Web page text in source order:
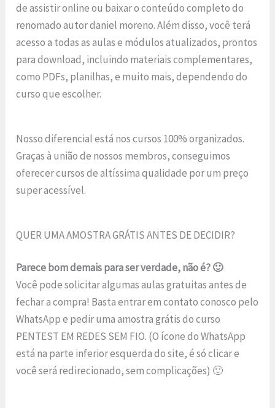
de assistir online ou baixar o conteúdo completo do
renomado autor daniel moreno. Além disso, você terá
acesso a todas as aulas e módulos atualizados, prontos
para download, incluindo materiais complementares,
como PDFs, planilhas, e muito mais, dependendo do
curso que escolher.
Nosso diferencial está nos cursos 100% organizados.
Graças à união de nossos membros, conseguimos
oferecer cursos de altíssima qualidade por um preço
super acessível.
QUER UMA AMOSTRA GRÁTIS ANTES DE DECIDIR?
Parece bom demais para ser verdade, não é? 🙂
Você pode solicitar algumas aulas gratuitas antes de
fechar a compra! Basta entrar em contato conosco pelo
WhatsApp e pedir uma amostra grátis do curso
PENTEST EM REDES SEM FIO. (O ícone do WhatsApp
está na parte inferior esquerda do site, é só clicar e
você será redirecionado, sem complicações) 🙂